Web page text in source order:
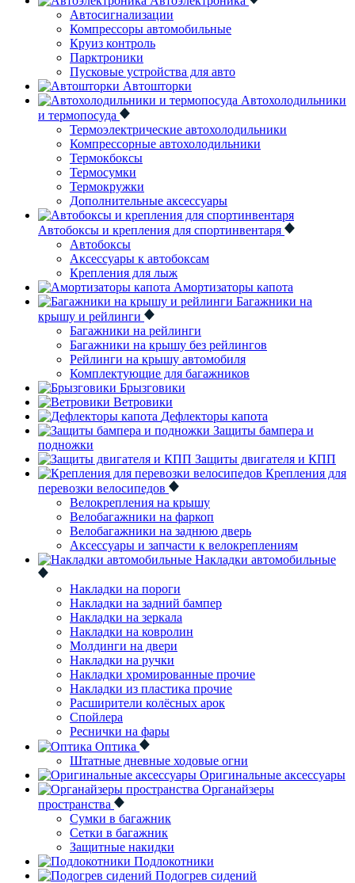
Автосигнализации
Компрессоры автомобильные
Круиз контроль
Парктроники
Пусковые устройства для авто
Автошторки
Автохолодильники
и термопосуда
Термоэлектрические автохолодильники
Компрессорные автохолодильники
Термокбоксы
Термосумки
Термокружки
Дополнительные аксессуары
Автобоксы и крепления для спортинвентаря
Автобоксы
Аксессуары к автобоксам
Крепления для лыж
Амортизаторы капота
Багажники на
крышу и рейлинги
Багажники на рейлинги
Багажники на крышу без рейлингов
Рейлинги на крышу автомобиля
Комплектующие для багажников
Брызговики
Ветровики
Дефлекторы капота
Защиты бампера и
подножки
Защиты двигателя и КПП
Крепления для
перевозки велосипедов
Велокрепления на крышу
Велобагажники на фаркоп
Велобагажники на заднюю дверь
Аксессуары и запчасти к велокреплениям
Накладки автомобильные
Накладки на пороги
Накладки на задний бампер
Накладки на зеркала
Накладки на ковролин
Молдинги на двери
Накладки на ручки
Накладки хромированные прочие
Накладки из пластика прочие
Расширители колёсных арок
Спойлера
Реснички на фары
Оптика
Штатные дневные ходовые огни
Оригинальные аксессуары
Органайзеры
пространства
Сумки в багажник
Сетки в багажник
Защитные накидки
Подлокотники
Подогрев сидений